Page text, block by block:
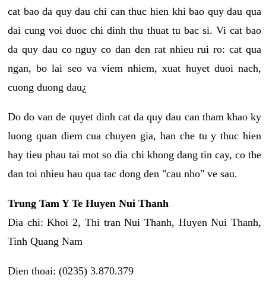
cat bao da quy dau chi can thuc hien khi bao quy dau qua
dai cung voi duoc chi dinh thu thuat tu bac si. Vi cat bao
da quy dau co nguy co dan den rat nhieu rui ro: cat qua
ngan, bo lai seo va viem nhiem, xuat huyet duoi nach,
cuong duong dau¿
Do do van de quyet dinh cat da quy dau can tham khao ky
luong quan diem cua chuyen gia, han che tu y thuc hien
hay tieu phau tai mot so dia chi khong dang tin cay, co the
dan toi nhieu hau qua tac dong den "cau nho" ve sau.
Trung Tam Y Te Huyen Nui Thanh
Dia chi: Khoi 2, Thi tran Nui Thanh, Huyen Nui Thanh,
Tinh Quang Nam
Dien thoai: (0235) 3.870.379